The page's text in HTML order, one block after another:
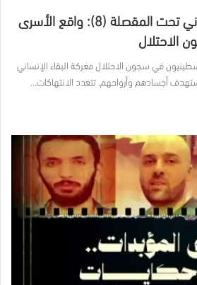
القانون الدولي الإنساني تحت المقصلة (8): واقع الأسرى
الاحتلال
في سجون الاحتلال معركة البقاء الإنساني
أجسادهم وأرواحهم. تتعدد الانتهاكات…